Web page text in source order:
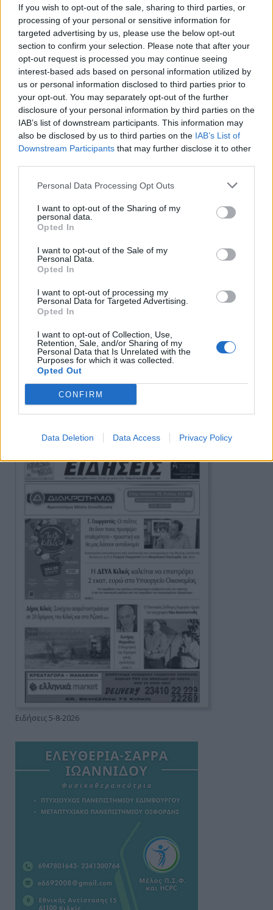
If you wish to opt-out of the sale, sharing to third parties, or
processing of your personal or sensitive information for
targeted advertising by us, please use the below opt-out
section to confirm your selection. Please note that after your
opt-out request is processed you may continue seeing
interest-based ads based on personal information utilized by
us or personal information disclosed to third parties prior to
your opt-out. You may separately opt-out of the further
disclosure of your personal information by third parties on the
IAB’s list of downstream participants. This information may
also be disclosed by us to third parties on the IAB’s List of
Downstream Participants that may further disclose it to other
Personal Data Processing Opt Outs
I want to opt-out of the Sharing of my
personal data.
Opted In
I want to opt-out of the Sale of my
Personal Data.
Opted In
I want to opt-out of processing my
Personal Data for Targeted Advertising.
Opted In
I want to opt-out of Collection, Use,
Retention, Sale, and/or Sharing of my
Personal Data that Is Unrelated with the
Purposes for which it was collected.
Opted Out
CONFIRM
Data Deletion Data Access Privacy Policy
Πρωινή
Πρωινή 5-8-2026
Ειδήσεις
Ειδήσεις 5-8-2026